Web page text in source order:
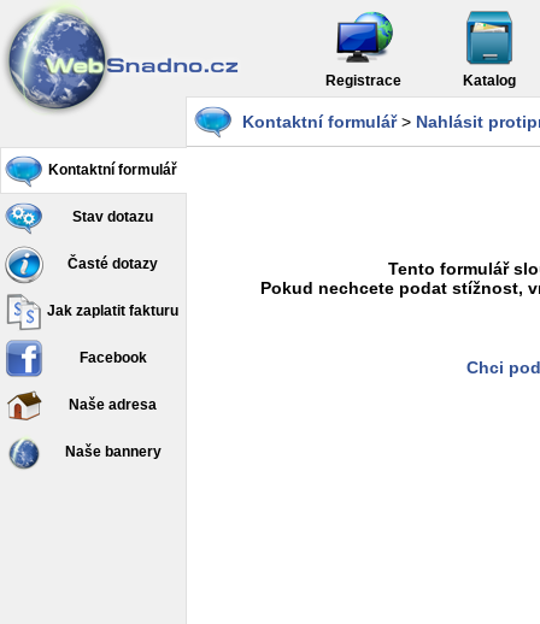
Registrace Katalog
Kontaktní formulář
Stav dotazu
Časté dotazy
Jak zaplatit fakturu
Facebook
Naše adresa
Naše bannery
Kontaktní formulář> Nahlásit
Tento formulář
Pokud nechcete podat stížnost,
Chci